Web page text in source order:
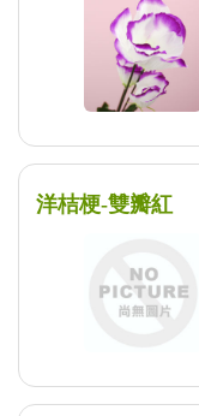
洋桔梗-雙瓣紅